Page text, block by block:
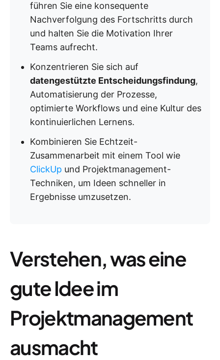
führen Sie eine konsequente
Nachverfolgung des Fortschritts durch
und halten Sie die Motivation Ihrer
Teams aufrecht.
Konzentrieren Sie sich auf
datengestützte Entscheidungsfindung,
Automatisierung der Prozesse,
optimierte Workflows und eine Kultur des
kontinuierlichen Lernens.
Kombinieren Sie Echtzeit-
Zusammenarbeit mit einem Tool wie
ClickUp und Projektmanagement-
Techniken, um Ideen schneller in
Ergebnisse umzusetzen.
Verstehen, was eine
gute Idee im
Projektmanagement
ausmacht